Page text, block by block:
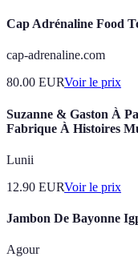
Cap Adrénaline Food
cap-adrenaline.com
80.00 EURVoir le prix
Suzanne & Gaston À
Fabrique À Histoires
Lunii
12.90 EURVoir le prix
Jambon De Bayonne
Agour